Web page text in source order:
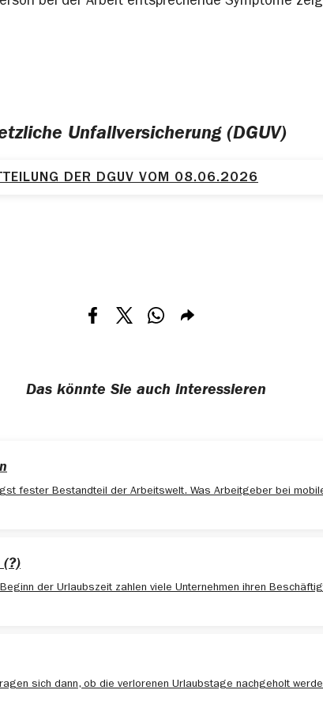
Unfallversicherung (DGUV)
DER DGUV VOM 08.06.2026
Teilen via Facebook
Teilen via XTeilen via Whatsapp
Teilen via E-mail
Das könnte Sie auch interessieren
fester Bestandteil der Arbeitswelt. Was Arbeitgeber bei
(?)
der Urlaubszeit zahlen viele Unternehmen ihren
sich dann, ob die verlorenen Urlaubstage nachgeholt